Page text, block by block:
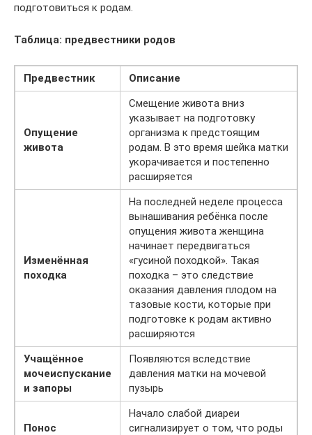
подготовиться к родам.
Таблица: предвестники родов
Предвестник Описание
Опущение
живота
Смещение живота вниз
указывает на подготовку
организма к предстоящим
родам. В это время шейка матки
укорачивается и постепенно
расширяется
Изменённая
походка
На последней неделе процесса
вынашивания ребёнка после
опущения живота женщина
начинает передвигаться
«гусиной походкой». Такая
походка – это следствие
оказания давления плодом на
тазовые кости, которые при
подготовке к родам активно
расширяются
Учащённое
мочеиспускание
и запоры
Появляются вследствие
давления матки на мочевой
пузырь
Понос
Начало слабой диареи
сигнализирует о том, что роды